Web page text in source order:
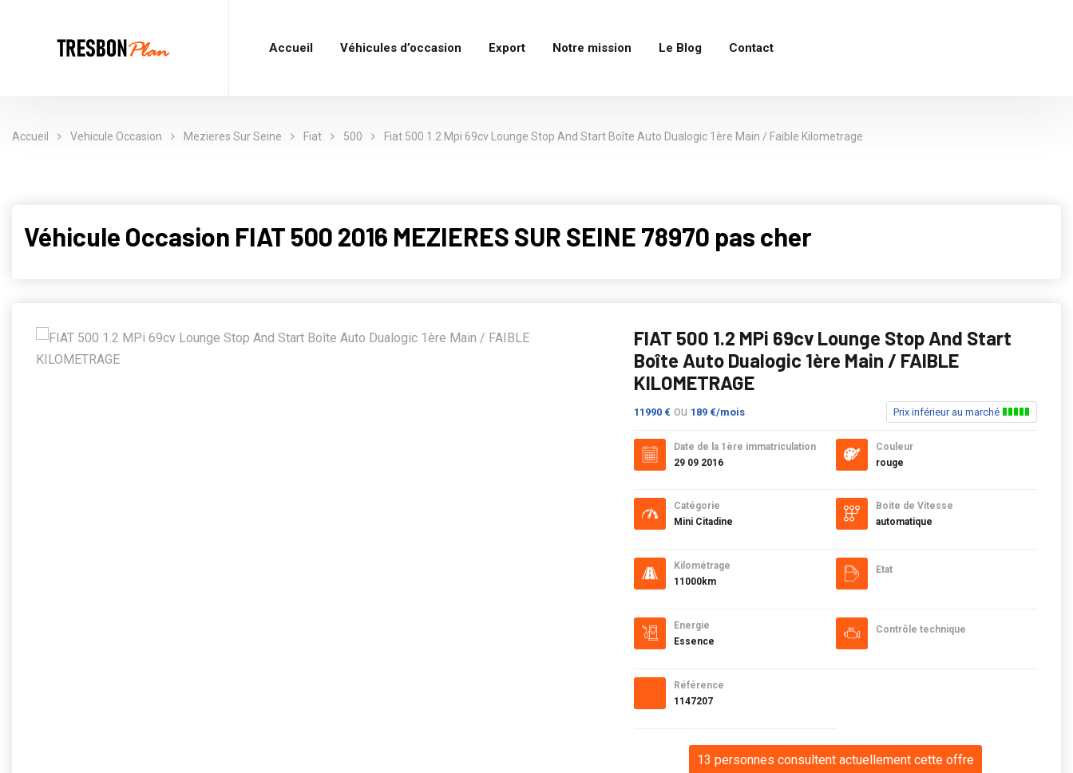
Accueil Véhicules d’occasion Export Notre mission Le Blog Contact
Accueil Vehicule Occasion Mezieres Sur Seine Fiat 500 Fiat 500 1.2 Mpi 69cv Lounge Stop And Start Boîte Auto Dualogic 1ère Main / Faible Kilometrage
Véhicule Occasion FIAT 500 2016 MEZIERES SUR SEINE 78970 pas cher
FIAT 500 1.2 MPi 69cv Lounge Stop And Start
Boîte Auto Dualogic 1ère Main / FAIBLE
KILOMETRAGE
11990 € ou 189 €/mois Prix inférieur au marché
Date de la 1ère immatriculation
29 09 2016
Catégorie
Mini Citadine
Kilométrage
11000km
Energie
Essence
Référence
1147207
Couleur
rouge
Boite de Vitesse
automatique
Etat
Contrôle technique
13 personnes consultent actuellement cette offre